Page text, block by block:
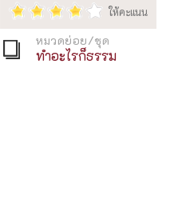
หมวดย่อย/ชุด
ทำอะไรก็ธรรม